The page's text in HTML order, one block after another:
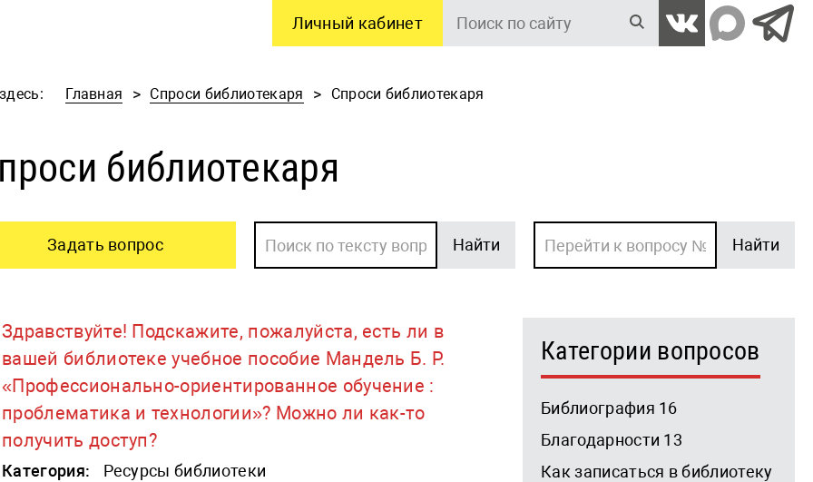
Личный кабинет
Поиск
Главная Спроси библиотекаря Спроси библиотекаря
библиотекаря
Задать вопрос Найти Найти
Здравствуйте! Подскажите, пожалуйста, есть ли в
вашей библиотеке учебное пособие Мандель Б. Р.
«Профессионально-ориентированное обучение :
проблематика и технологии»? Можно ли как-то
получить доступ?
Категория:
Ресурсы библиотеки
Категории вопросов
Библиография 16
Благодарности 13
Как записаться в библиотеку